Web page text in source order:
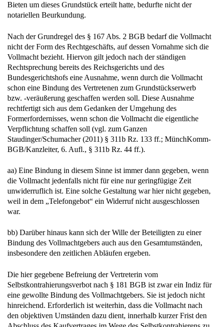
Bieten um dieses Grundstück erteilt hatte, bedurfte nicht der
notariellen Beurkundung.
Nach der Grundregel des § 167 Abs. 2 BGB bedarf die Vollmacht
nicht der Form des Rechtgeschäfts, auf dessen Vornahme sich die
Vollmacht bezieht. Hiervon gilt jedoch nach der ständigen
Rechtsprechung bereits des Reichsgerichts und des
Bundesgerichtshofs eine Ausnahme, wenn durch die Vollmacht
schon eine Bindung des Vertretenen zum Grundstückserwerb
bzw. -veräußerung geschaffen werden soll. Diese Ausnahme
rechtfertigt sich aus dem Gedanken der Umgehung des
Formerfordernisses, wenn schon die Vollmacht die eigentliche
Verpflichtung schaffen soll (vgl. zum Ganzen
Staudinger/Schumacher (2011) § 311b Rz. 133 ff.; MünchKomm-
BGB/Kanzleiter, 6. Aufl., § 311b Rz. 44 ff.).
aa) Eine Bindung in diesem Sinne ist immer dann gegeben, wenn
die Vollmacht jedenfalls nicht für eine nur geringfügige Zeit
unwiderruflich ist. Eine solche Gestaltung war hier nicht gegeben,
weil in dem „Telefongebot“ ein Widerruf nicht ausgeschlossen
war.
bb) Darüber hinaus kann sich der Wille der Beteiligten zu einer
Bindung des Vollmachtgebers auch aus den Gesamtumständen,
insbesondere den zeitlichen Abläufen ergeben.
Die hier gegebene Befreiung der Vertreterin vom
Selbstkontrahierungsverbot nach § 181 BGB ist zwar ein Indiz für
eine gewollte Bindung des Vollmachtgebers. Sie ist jedoch nicht
hinreichend. Erforderlich ist weiterhin, dass die Vollmacht nach
den objektiven Umständen dazu dient, innerhalb kurzer Frist den